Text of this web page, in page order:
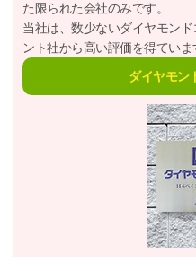
た限られた会社のみです。
当社は、数少ないダイヤモン
ント社から高い評価を得ていま
ダイヤモン